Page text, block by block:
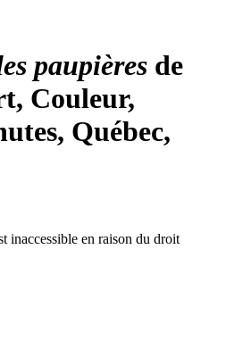
paupières de
Couleur,
Québec,
inaccessible en raison du droit